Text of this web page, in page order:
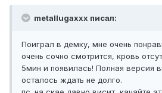
metallugaxxx писал:
Поиграл в демку, мне очень
очень сочно смотрится, кровь
5мин и появилась! Полная версия
осталось ждать не долго.